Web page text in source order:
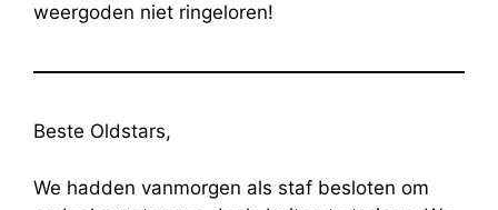
weergoden niet ringeloren!
Beste Oldstars,
We hadden vanmorgen als staf besloten om